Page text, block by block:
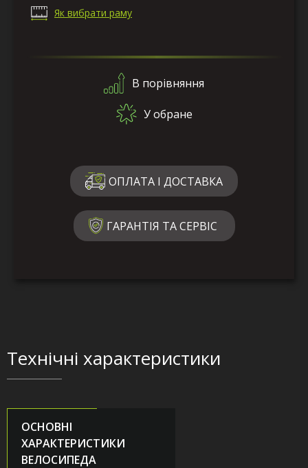
Як вибрати раму
В порівняння
У обране
ОПЛАТА І ДОСТАВКА
ГАРАНТІЯ ТА СЕРВІС
Технічні характеристики
ОСНОВНІ
ХАРАКТЕРИСТИКИ
ВЕЛОСИПЕДА